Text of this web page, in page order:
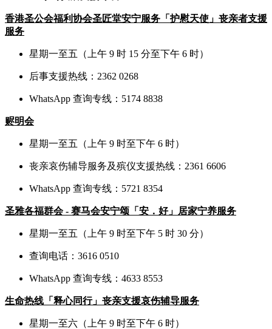
香港圣公会福利协会圣匠堂安宁服务「护慰天使」丧亲者支援
服务
星期一至五（上午 9 时 15 分至下午 6 时）
后事支援热线：2362 0268
WhatsApp 查询专线：5174 8838
赆明会
星期一至五（上午 9 时至下午 6 时）
丧亲哀伤辅导服务及殡仪支援热线：2361 6606
WhatsApp 查询专线：5721 8354
圣雅各福群会 - 赛马会安宁颂「安．好」居家宁养服务
星期一至五（上午 9 时至下午 5 时 30 分）
查询电话：3616 0510
WhatsApp 查询专线：4633 8553
生命热线「释心同行」丧亲支援哀伤辅导服务
星期一至六（上午 9 时至下午 6 时）